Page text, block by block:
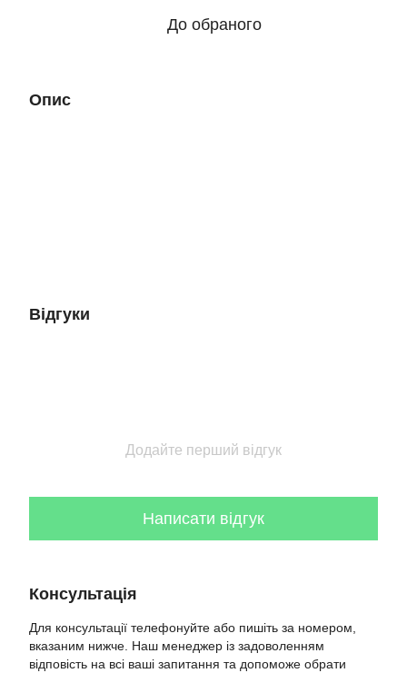
До обраного
Опис
Відгуки
Додайте перший відгук
Написати відгук
Консультація
Для консультації телефонуйте або пишіть за номером,
вказаним нижче. Наш менеджер із задоволенням
відповість на всі ваші запитання та допоможе обрати